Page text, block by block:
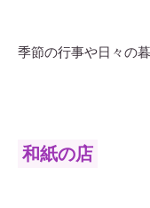
季節の行事や日々の
和紙の店